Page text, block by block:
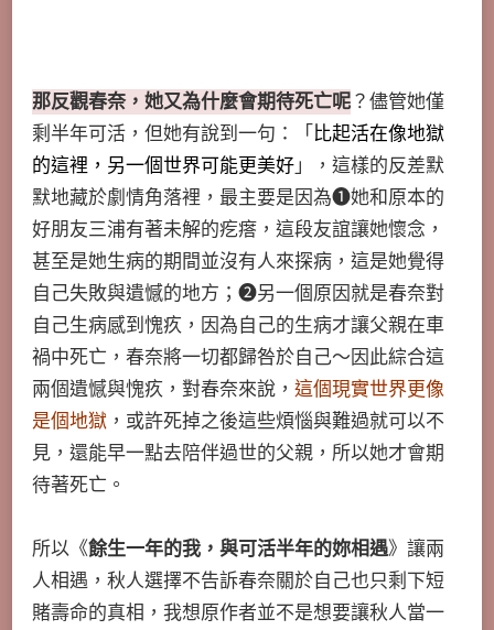
那反觀春奈，她又為什麼會期待死亡呢？儘管她僅
剩半年可活，但她有說到一句：「比起活在像地獄
的這裡，另一個世界可能更美好」，這樣的反差默
默地藏於劇情角落裡，最主要是因為➊她和原本的
好朋友三浦有著未解的疙瘩，這段友誼讓她懷念，
甚至是她生病的期間並沒有人來探病，這是她覺得
自己失敗與遺憾的地方；➋另一個原因就是春奈對
自己生病感到愧疚，因為自己的生病才讓父親在車
禍中死亡，春奈將一切都歸咎於自己～因此綜合這
兩個遺憾與愧疚，對春奈來說， 這個現實世界更像
是個地獄 ，或許死掉之後這些煩惱與難過就可以不
見，還能早一點去陪伴過世的父親，所以她才會期
待著死亡。
所以《餘生一年的我，與可活半年的妳相遇》讓兩
人相遇，秋人選擇不告訴春奈關於自己也只剩下短
賭壽命的真相，我想原作者並不是想要讓秋人當一